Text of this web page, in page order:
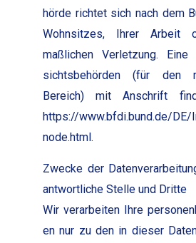
hörde richtet sich nach dem
Wohn­sitzes, Ihrer
maßlichen Ver­let­zung.
sichts­be­hör­den (für den
Bere­ich) mit Anschrift
https://www.bfdi.bund.de/
node.html.
Zwecke der
ant­wortliche Stelle und Dritte
Wir ver­ar­beit­en Ihre
en nur zu den in dieser